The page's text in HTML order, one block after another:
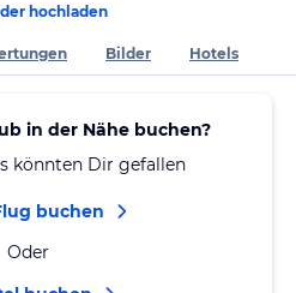
hochladen
Bilder Hotels
in der Nähe buchen?
könnten Dir gefallen
buchen
Oder